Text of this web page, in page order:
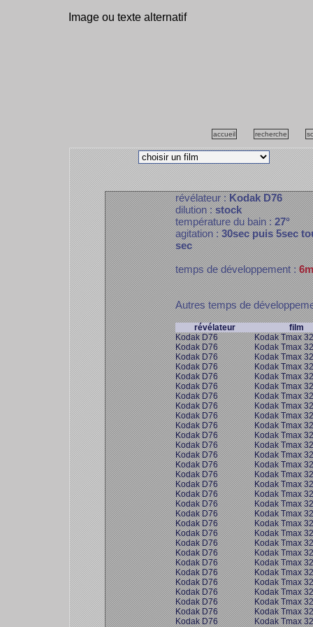
Image ou texte alternatif
accueil recherche
révélateur :Kodak D76
dilution :stock
température du bain :27°
agitation :30sec puis 5sec
sec
temps de développement :
Autres temps de
révélateur
film
Kodak D76
Kodak Tmax
Kodak D76
Kodak Tmax
Kodak D76
Kodak Tmax
Kodak D76
Kodak Tmax
Kodak D76
Kodak Tmax
Kodak D76
Kodak Tmax
Kodak D76
Kodak Tmax
Kodak D76
Kodak Tmax
Kodak D76
Kodak Tmax
Kodak D76
Kodak Tmax
Kodak D76
Kodak Tmax
Kodak D76
Kodak Tmax
Kodak D76
Kodak Tmax
Kodak D76
Kodak Tmax
Kodak D76
Kodak Tmax
Kodak D76
Kodak Tmax
Kodak D76
Kodak Tmax
Kodak D76
Kodak Tmax
Kodak D76
Kodak Tmax
Kodak D76
Kodak Tmax
Kodak D76
Kodak Tmax
Kodak D76
Kodak Tmax
Kodak D76
Kodak Tmax
Kodak D76
Kodak Tmax
Kodak D76
Kodak Tmax
Kodak D76
Kodak Tmax
Kodak D76
Kodak Tmax
Kodak D76
Kodak Tmax
Kodak D76
Kodak Tmax
Kodak D76
Kodak Tmax